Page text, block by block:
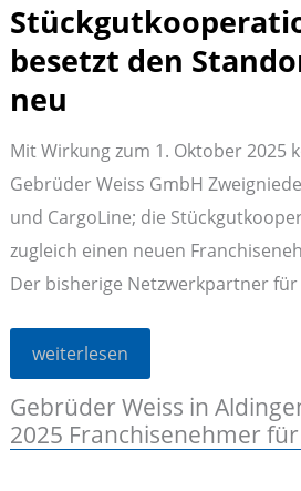
Bottrop
wird
neuer
Franchisenehmer
besetzt den
neu
Mit Wirkung zum 1. Oktober 2025
Gebrüder Weiss GmbH
und CargoLine; die
zugleich einen neuen
Der bisherige Netzwerkpartner für
Stückgutkooperation
besetzt
den
Standort
Aldingen
neu
weiterlesen
Gebrüder Weiss in
2025 Franchisenehmer